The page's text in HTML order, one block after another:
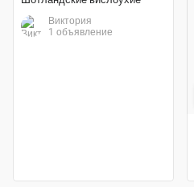
Виктория
1 объявление